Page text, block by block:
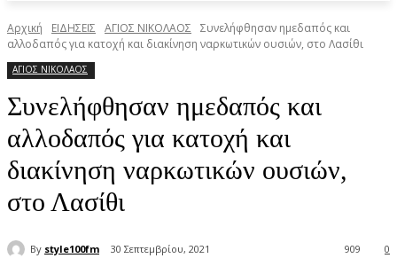
Αρχική ΕΙΔΗΣΕΙΣ ΑΓΙΟΣ ΝΙΚΟΛΑΟΣ
Συνελήφθησαν ημεδαπός και
αλλοδαπός για κατοχή και διακίνηση ναρκωτικών ουσιών, στο Λασίθι
ΑΓΙΟΣ ΝΙΚΟΛΑΟΣ
Συνελήφθησαν ημεδαπός και
αλλοδαπός για κατοχή και
διακίνηση ναρκωτικών ουσιών,
στο Λασίθι
By style100fm 30 Σεπτεμβρίου, 2021 0
909